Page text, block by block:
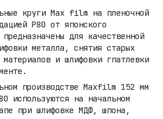
круги Max film на пленочной
P80 от японского
для качественной
металла, снятия старых
и шлифовки гпатлевки
производстве Maxfilm 152 мм
используются на начальном
при шлифовке МДФ, шпона,